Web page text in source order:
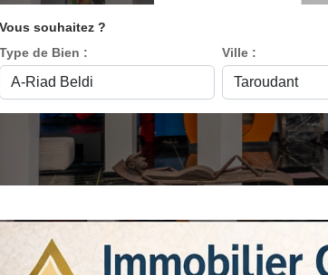
Vous souhaitez ?
Type de Bien :
Ville :